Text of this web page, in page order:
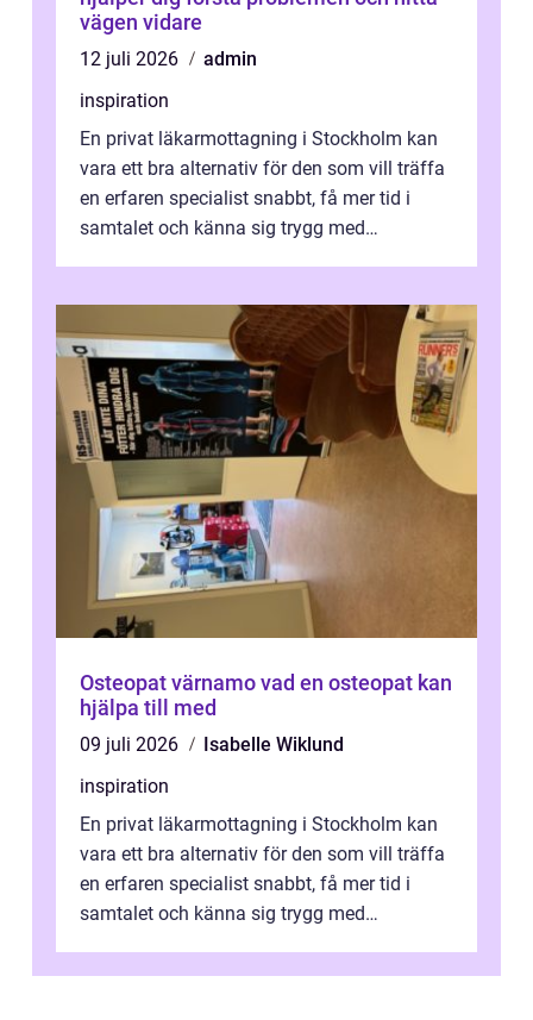
vägen vidare
12 juli 2026
admin
inspiration
En privat läkarmottagning i Stockholm kan
vara ett bra alternativ för den som vill träffa
en erfaren specialist snabbt, få mer tid i
samtalet och känna sig trygg med
Osteopat värnamo vad en osteopat kan
hjälpa till med
09 juli 2026
Isabelle Wiklund
inspiration
En privat läkarmottagning i Stockholm kan
vara ett bra alternativ för den som vill träffa
en erfaren specialist snabbt, få mer tid i
samtalet och känna sig trygg med